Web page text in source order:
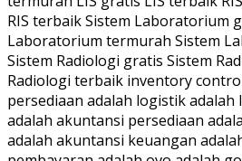
RIS terbaik Sistem Laboratorium
Laboratorium termurah Sistem
Sistem Radiologi gratis Sistem
Radiologi terbaik inventory
persediaan adalah logistik adalah
adalah akuntansi persediaan
adalah akuntansi keuangan